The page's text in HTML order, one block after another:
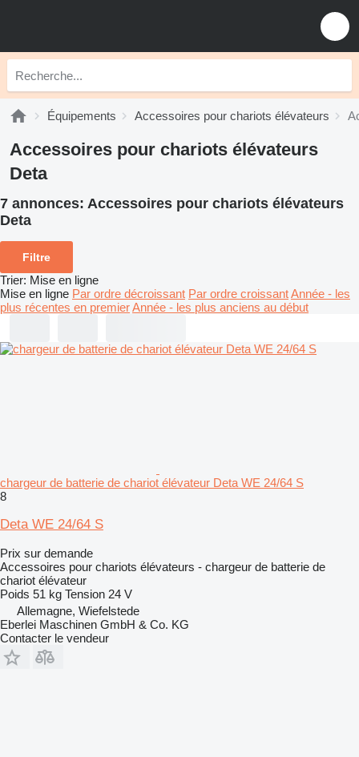
Équipements Accessoires pour chariots élévateurs
Accessoires pour chariots élévateurs
Deta
7 annonces: Accessoires pour chariots élévateurs
Deta
Filtre
Trier: Mise en ligne
Mise en ligne Par ordre décroissant Par ordre croissantAnnée - les
plus récentes en premierAnnée - les plus anciens au début
chargeur de batterie de chariot élévateur Deta WE 24/64 S
8
Deta WE 24/64 S
Prix sur demande
Accessoires pour chariots élévateurs - chargeur de batterie de
chariot élévateur
Poids 51 kg Tension 24 V
Allemagne, Wiefelstede
Eberlei Maschinen GmbH & Co. KG
Contacter le vendeur